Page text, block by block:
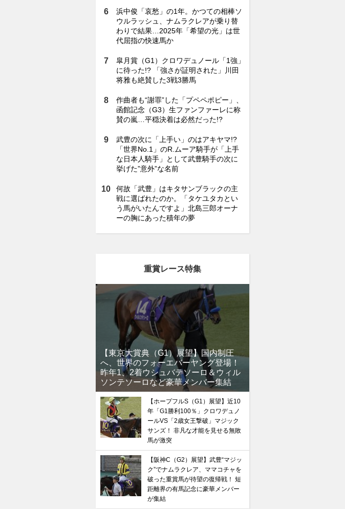
浜中俊「哀愁」の1年。かつての相棒ソ
ウルラッシュ、ナムラクレアが乗り替
わりで結果…2025年「希望の光」は世
代屈指の快速馬か
皐月賞（G1）クロワデュノール「1強」
に待った!? 「強さが証明された」川田
将雅も絶賛した3戦3勝馬
作曲者も“謝罪”した「プペペポピー」、
函館記念（G3）生ファンファーレに称
賛の嵐…平穏決着は必然だった!?
武豊の次に「上手い」のはアキヤマ!?
「世界No.1」のR.ムーア騎手が「上手
な日本人騎手」として武豊騎手の次に
挙げた”意外”な名前
何故「武豊」はキタサンブラックの主
戦に選ばれたのか。「タケユタカとい
う馬がいたんですよ」北島三郎オーナ
ーの胸にあった積年の夢
重賞レース特集
【東京大賞典（G1）展望】国内制圧
へ、世界のフォーエバーヤング登場！
昨年1、2着ウシュバテソーロ＆ウィル
ソンテソーロなど豪華メンバー集結
【ホープフルS（G1）展望】近10
年「G1勝利100％」クロワデュノ
ールVS「2歳女王撃破」マジック
サンズ！ 非凡な才能を見せる無敗
馬が激突
【阪神C（G2）展望】武豊“マジッ
ク”でナムラクレア、ママコチャを
破った重賞馬が待望の復帰戦！ 短
距離界の有馬記念に豪華メンバー
が集結